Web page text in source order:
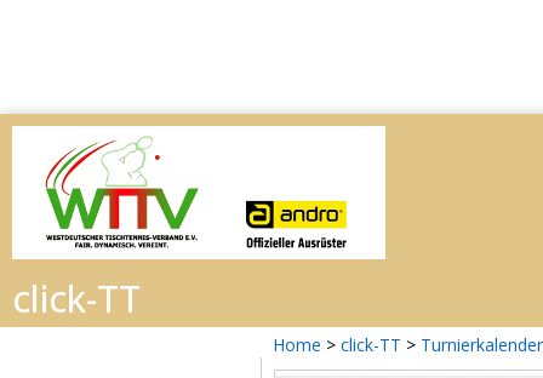
Home > click-TT > Turnierkalender